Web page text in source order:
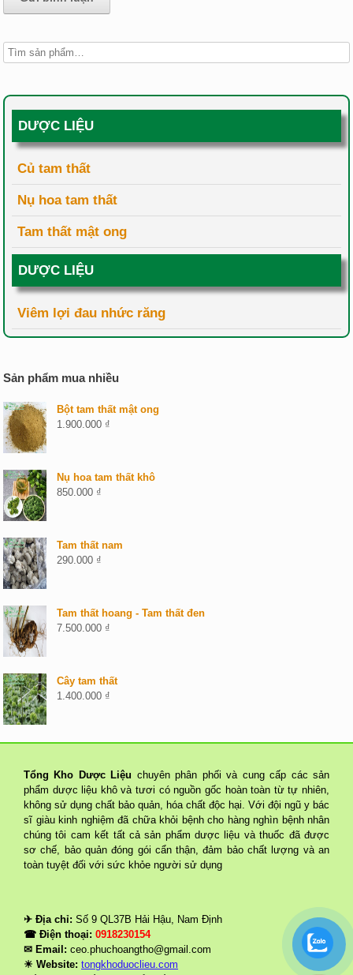
DƯỢC LIỆU
Củ tam thất
Nụ hoa tam thất
Tam thất mật ong
DƯỢC LIỆU
Viêm lợi đau nhức răng
Sản phẩm mua nhiều
Bột tam thất mật ong
1.900.000 ₫
Nụ hoa tam thất khô
850.000 ₫
Tam thất nam
290.000 ₫
Tam thất hoang - Tam thất đen
7.500.000 ₫
Cây tam thất
1.400.000 ₫
Tổng Kho Dược Liệu chuyên phân phối và cung cấp các sản
phẩm dược liệu khô và tươi có nguồn gốc hoàn toàn từ tự nhiên,
không sử dụng chất bảo quản, hóa chất độc hại. Với đội ngũ y bác
sĩ giàu kinh nghiệm đã chữa khỏi bệnh cho hàng nghìn bệnh nhân
chúng tôi cam kết tất cả sản phẩm dược liệu và thuốc đã được
sơ chế, bảo quản đóng gói cẩn thận, đảm bảo chất lượng và an
toàn tuyệt đối với sức khỏe người sử dụng
✈ Địa chỉ: Số 9 QL37B Hải Hậu, Nam Định
☎ Điện thoại: 0918230154
✉ Email: ceo.phuchoangtho@gmail.com
☀ Website: tongkhoduoclieu.com